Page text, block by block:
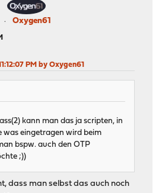
Oxygen61
PM by Oxygen61
kann man das ja scripten, in
was eingetragen wird beim
bspw. auch den OTP
;))
dass man selbst das auch noch